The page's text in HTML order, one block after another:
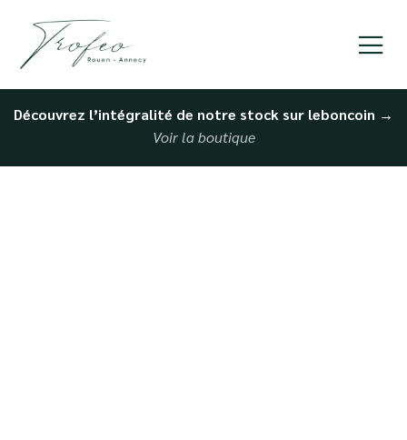
Découvrez l’intégralité de notre stock sur leboncoin →
Voir la boutique